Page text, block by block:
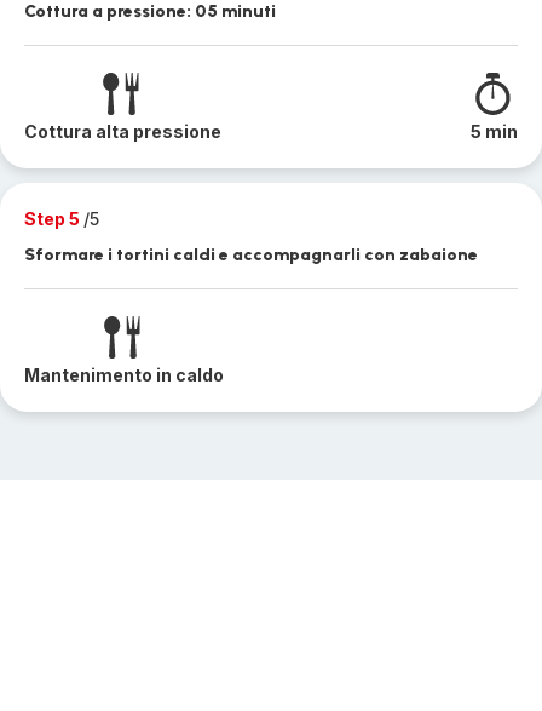
Cottura a pressione: 05 minuti
Cottura alta pressione 5 min
Step 5 /5
Sformare i tortini caldi e accompagnarli con zabaione
Mantenimento in caldo